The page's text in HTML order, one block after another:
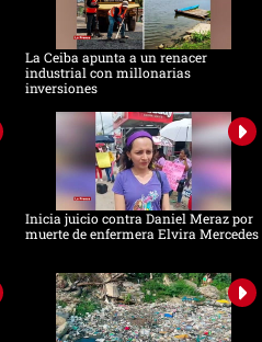
La Ceiba apunta a un renacer
industrial con millonarias
inversiones
Inicia juicio contra Daniel Meraz por
muerte de enfermera Elvira Mercedes